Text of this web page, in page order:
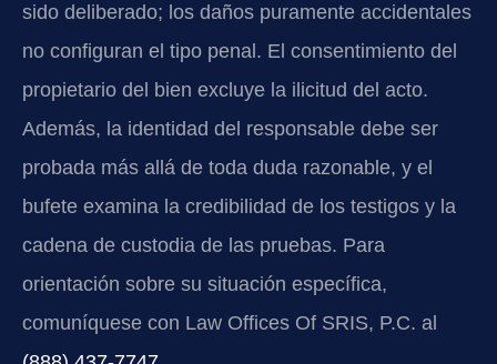
sido deliberado; los daños puramente accidentales
no configuran el tipo penal. El consentimiento del
propietario del bien excluye la ilicitud del acto.
Además, la identidad del responsable debe ser
probada más allá de toda duda razonable, y el
bufete examina la credibilidad de los testigos y la
cadena de custodia de las pruebas. Para
orientación sobre su situación específica,
comuníquese con Law Offices Of SRIS, P.C. al